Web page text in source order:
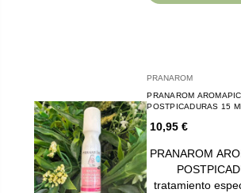
PRANAROM
PRANAROM
POSTPICADURAS 15 ML
10,95 €
PRANAROM
tratamiento